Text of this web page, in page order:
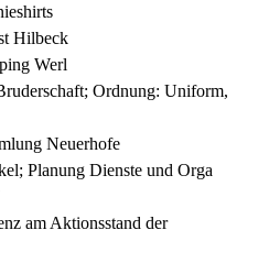
Hilbeck
Werl
Ordnung: Uniform,
Neuerhofe
Planung Dienste und Orga
am Aktionsstand der